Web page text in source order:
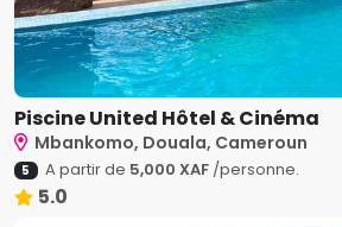
Piscine United Hôtel & Cinéma
Mbankomo, Douala, Cameroun
5 A partir de 5,000 XAF/personne.
5.0